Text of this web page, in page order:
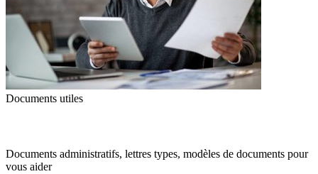
Documents utiles
Documents administratifs, lettres types, modèles de documents pour
vous aider